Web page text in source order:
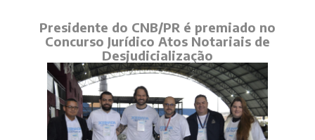
Presidente do CNB/PR é premiado no
Concurso Jurídico Atos Notariais de
Desjudicialização